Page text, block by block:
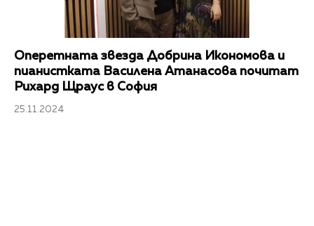
Оперетната звезда Добрина Икономова и
пианистката Василена Атанасова почитат
Рихард Щраус в София
25.11.2024